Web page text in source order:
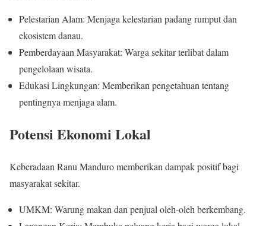
Pelestarian Alam: Menjaga kelestarian padang rumput dan
ekosistem danau.
Pemberdayaan Masyarakat: Warga sekitar terlibat dalam
pengelolaan wisata.
Edukasi Lingkungan: Memberikan pengetahuan tentang
pentingnya menjaga alam.
Potensi Ekonomi Lokal
Keberadaan Ranu Manduro memberikan dampak positif bagi
masyarakat sekitar.
UMKM: Warung makan dan penjual oleh-oleh berkembang.